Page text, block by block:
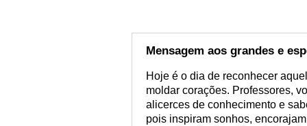
Mensagem aos grandes e
Hoje é o dia de reconhecer
moldar corações. Professores,
alicerces de conhecimento e
pois inspiram sonhos,